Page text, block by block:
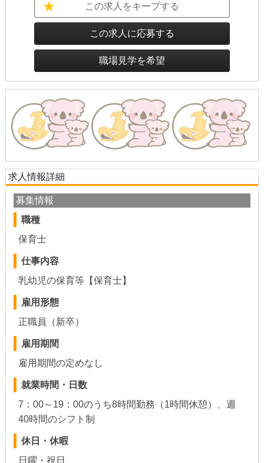
この求人をキープする
この求人に応募する
職場見学を希望
求人情報詳細
募集情報
職種
保育士
仕事内容
乳幼児の保育等【保育士】
雇用形態
正職員（新卒）
雇用期間
雇用期間の定めなし
就業時間・日数
7：00～19：00のうち8時間勤務（1時間休憩）、週
40時間のシフト制
休日・休暇
日曜・祝日